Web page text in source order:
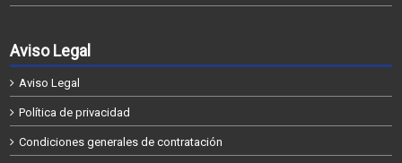
Aviso Legal
Aviso Legal
Política de privacidad
Condiciones generales de contratación